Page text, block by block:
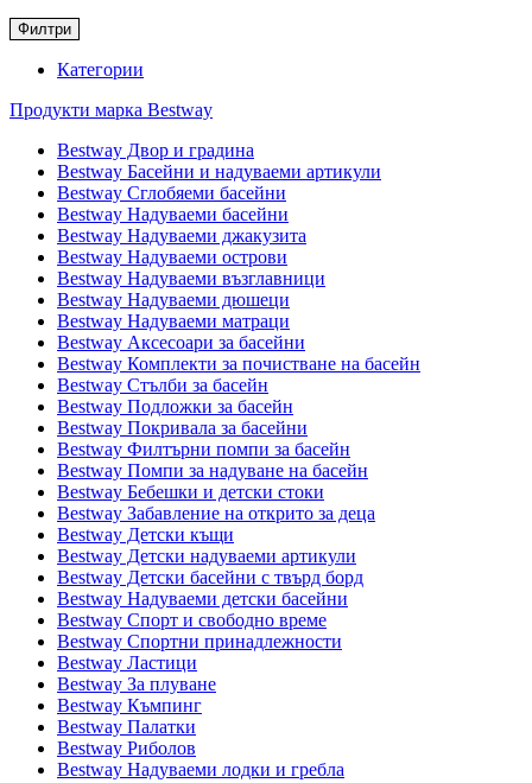
Филтри
Категории
Продукти марка Bestway
Bestway Двор и градина
Bestway Басейни и надуваеми артикули
Bestway Сглобяеми басейни
Bestway Надуваеми басейни
Bestway Надуваеми джакузита
Bestway Надуваеми острови
Bestway Надуваеми възглавници
Bestway Надуваеми дюшеци
Bestway Надуваеми матраци
Bestway Аксесоари за басейни
Bestway Комплекти за почистване на басейн
Bestway Стълби за басейн
Bestway Подложки за басейн
Bestway Покривала за басейни
Bestway Филтърни помпи за басейн
Bestway Помпи за надуване на басейн
Bestway Бебешки и детски стоки
Bestway Забавление на открито за деца
Bestway Детски къщи
Bestway Детски надуваеми артикули
Bestway Детски басейни с твърд борд
Bestway Надуваеми детски басейни
Bestway Спорт и свободно време
Bestway Спортни принадлежности
Bestway Ластици
Bestway За плуване
Bestway Къмпинг
Bestway Палатки
Bestway Риболов
Bestway Надуваеми лодки и гребла